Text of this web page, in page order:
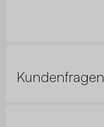
Kundenfragen